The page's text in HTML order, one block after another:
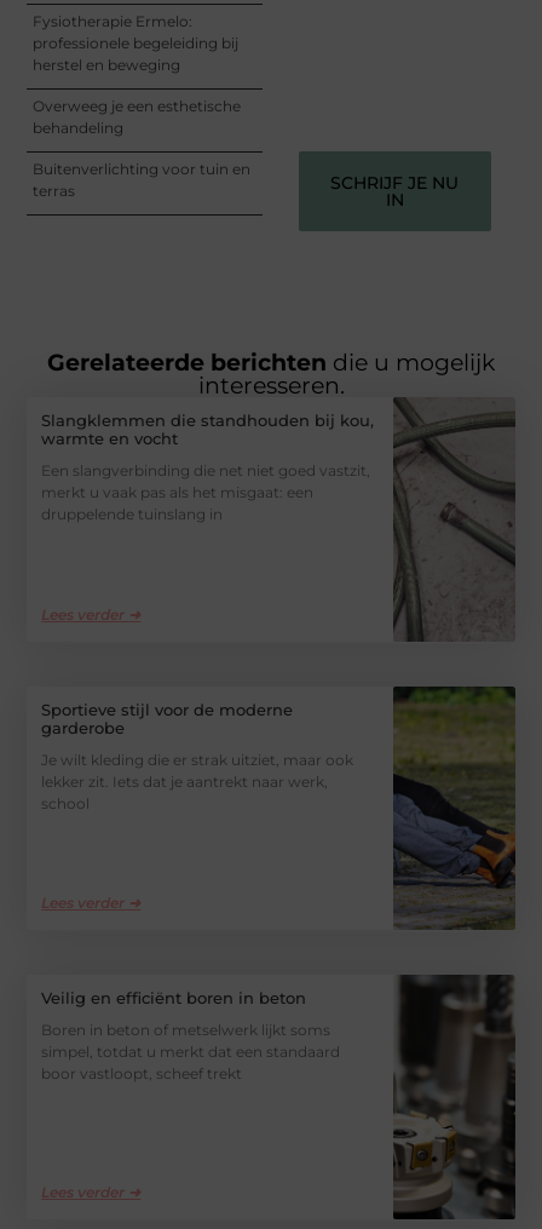
Fysiotherapie Ermelo:
professionele begeleiding bij
herstel en beweging
Overweeg je een esthetische
behandeling
Buitenverlichting voor tuin en
terras
SCHRIJF JE NU
IN
Gerelateerde berichten die u mogelijk
interesseren.
Slangklemmen die standhouden bij kou,
warmte en vocht
Een slangverbinding die net niet goed vastzit,
merkt u vaak pas als het misgaat: een
druppelende tuinslang in
Lees verder ➜
Sportieve stijl voor de moderne
garderobe
Je wilt kleding die er strak uitziet, maar ook
lekker zit. Iets dat je aantrekt naar werk,
school
Lees verder ➜
Veilig en efficiënt boren in beton
Boren in beton of metselwerk lijkt soms
simpel, totdat u merkt dat een standaard
boor vastloopt, scheef trekt
Lees verder ➜